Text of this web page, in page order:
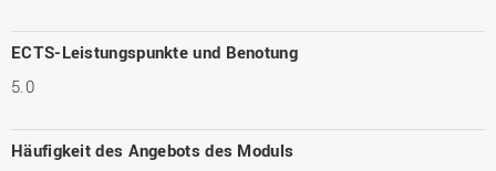
ECTS-Leistungspunkte und Benotung
5.0
Häufigkeit des Angebots des Moduls